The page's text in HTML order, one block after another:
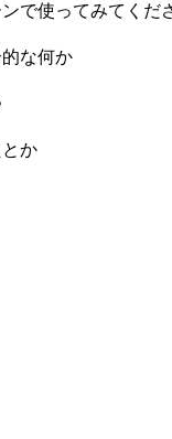
で使ってみてくだ
な何か
か